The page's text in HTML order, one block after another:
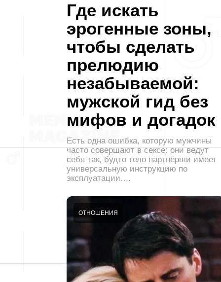
Где искать
эрогенные зоны,
чтобы сделать
прелюдию
незабываемой:
мужской гид без
мифов и догадок
Есть одна ошибка, которую мужчины
часто совершают в сексе: они ведут
себя так, будто тело партнёрши имеет
универсальную инструкцию по
эксплуатации.…
ОТНОШЕНИЯ